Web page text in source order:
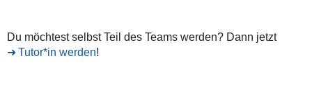
Du möchtest selbst Teil des Teams werden? Dann jetzt
Tutor*in werden!